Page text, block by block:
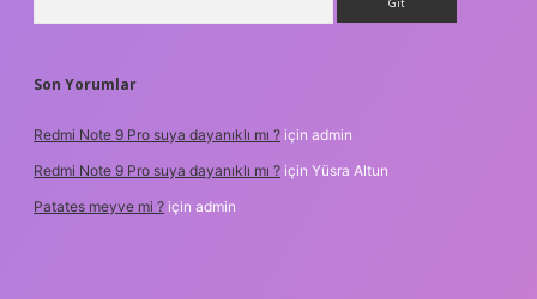
Son Yorumlar
Redmi Note 9 Pro suya dayanıklı mı ? için admin
Redmi Note 9 Pro suya dayanıklı mı ? için Yüsra Altun
Patates meyve mi ? için admin